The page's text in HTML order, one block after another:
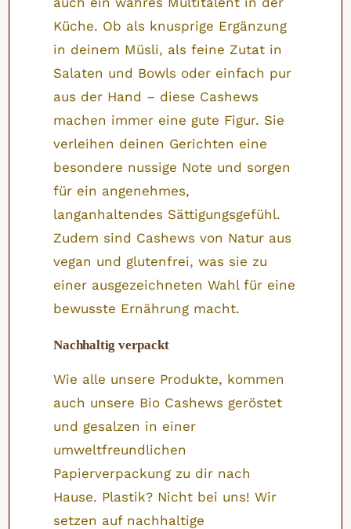
Küche. Ob als knusprige Ergänzung
in deinem Müsli, als feine Zutat in
Salaten und Bowls oder einfach pur
aus der Hand – diese Cashews
machen immer eine gute Figur. Sie
verleihen deinen Gerichten eine
besondere nussige Note und sorgen
für ein angenehmes,
langanhaltendes Sättigungsgefühl.
Zudem sind Cashews von Natur aus
vegan und glutenfrei, was sie zu
einer ausgezeichneten Wahl für eine
bewusste Ernährung macht.
Nachhaltig verpackt
Wie alle unsere Produkte, kommen
auch unsere Bio Cashews geröstet
und gesalzen in einer
umweltfreundlichen
Papierverpackung zu dir nach
Hause. Plastik? Nicht bei uns! Wir
setzen auf nachhaltige